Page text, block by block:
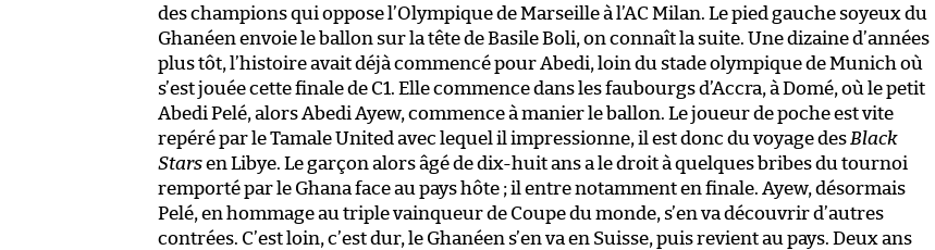
des champions qui oppose l’Olympique de Marseille à l’AC Milan. Le pied gauche soyeux du
Ghanéen envoie le ballon sur la tête de Basile Boli, on connaît la suite. Une dizaine d’années
plus tôt, l’histoire avait déjà commencé pour Abedi, loin du stade olympique de Munich où
s’est jouée cette finale de C1. Elle commence dans les faubourgs d’Accra, à Domé, où le petit
Abedi Pelé, alors Abedi Ayew, commence à manier le ballon. Le joueur de poche est vite
repéré par le Tamale United avec lequel il impressionne, il est donc du voyage des Black
Starsen Libye. Le garçon alors âgé de dix-huit ans a le droit à quelques bribes du tournoi
remporté par le Ghana face au pays hôte ; il entre notamment en finale. Ayew, désormais
Pelé, en hommage au triple vainqueur de Coupe du monde, s’en va découvrir d’autres
contrées. C’est loin, c’est dur, le Ghanéen s’en va en Suisse, puis revient au pays. Deux ans